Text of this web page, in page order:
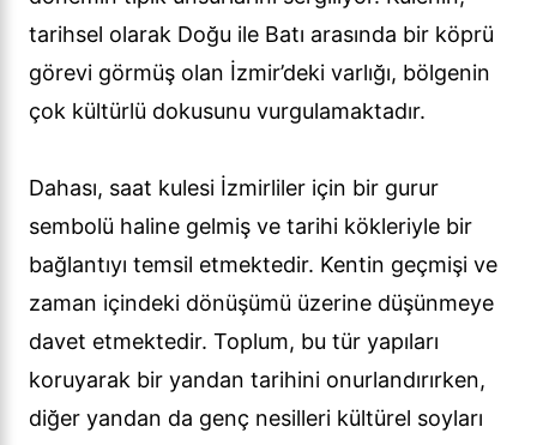
tarihsel olarak Doğu ile Batı arasında bir köprü
görevi görmüş olan İzmir’deki varlığı, bölgenin
çok kültürlü dokusunu vurgulamaktadır.
Dahası, saat kulesi İzmirliler için bir gurur
sembolü haline gelmiş ve tarihi kökleriyle bir
bağlantıyı temsil etmektedir. Kentin geçmişi ve
zaman içindeki dönüşümü üzerine düşünmeye
davet etmektedir. Toplum, bu tür yapıları
koruyarak bir yandan tarihini onurlandırırken,
diğer yandan da genç nesilleri kültürel soyları